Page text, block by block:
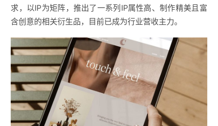
求，以IP为矩阵，推出了一系列IP属性高、制作精美且富
含创意的相关衍生品，目前已成为行业营收主力。